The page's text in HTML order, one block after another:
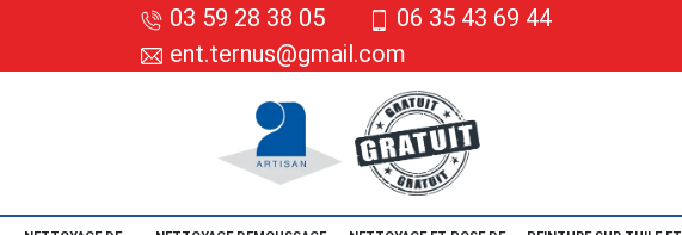
03 59 28 38 05
06 35 43 69 44
ent.ternus@gmail.com